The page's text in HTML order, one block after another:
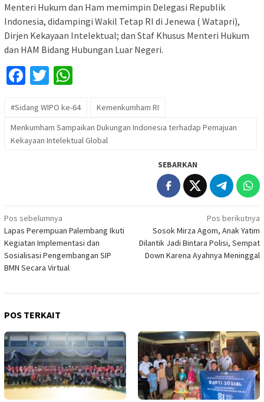
Menteri Hukum dan Ham memimpin Delegasi Republik
Indonesia, didampingi Wakil Tetap RI di Jenewa ( Watapri),
Dirjen Kekayaan Intelektual; dan Staf Khusus Menteri Hukum
dan HAM Bidang Hubungan Luar Negeri.
Facebook
Twitter
#Sidang WIPO ke-64
Kemenkumham RI
Menkumham Sampaikan Dukungan Indonesia terhadap Pemajuan
Kekayaan Intelektual Global
SEBARKAN
Navigasi
pos
Pos sebelumnya
Lapas Perempuan Palembang Ikuti
Kegiatan Implementasi dan
Sosialisasi Pengembangan SIP
BMN Secara Virtual
Pos berikutnya
Sosok Mirza Agom, Anak Yatim
Dilantik Jadi Bintara Polisi, Sempat
Down Karena Ayahnya Meninggal
POS TERKAIT